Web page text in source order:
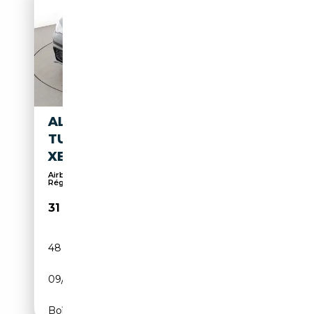
ALFA ROMEO GIULIA 2.0
TURBO VELOCE AUT.*NAVI*BI-
XENON*ACC*CAM*PDC*
Airbag passager, Avertisseur d'angle mort,
Régulat...
31 890€
48 523 km
09/2022
Boîte automatique